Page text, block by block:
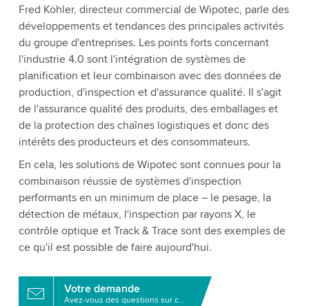
Fred Köhler, directeur commercial de Wipotec, parle des
développements et tendances des principales activités
du groupe d'entreprises. Les points forts concernant
l'industrie 4.0 sont l'intégration de systèmes de
planification et leur combinaison avec des données de
production, d'inspection et d'assurance qualité. Il s'agit
de l'assurance qualité des produits, des emballages et
de la protection des chaînes logistiques et donc des
intérêts des producteurs et des consommateurs.
En cela, les solutions de Wipotec sont connues pour la
combinaison réussie de systèmes d'inspection
performants en un minimum de place – le pesage, la
détection de métaux, l'inspection par rayons X, le
contrôle optique et Track & Trace sont des exemples de
ce qu'il est possible de faire aujourd'hui.
Votre demande
Avez-vous des questions sur ce produit?